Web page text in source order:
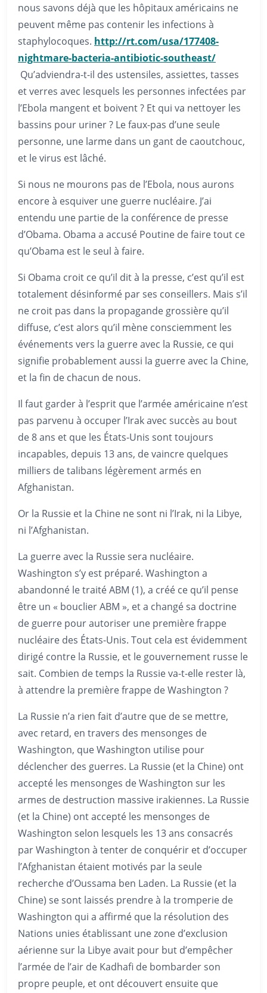
nous savons déjà que les hôpitaux américains ne
peuvent même pas contenir les infections à
staphylocoques. http://rt.com/usa/177408-
nightmare-bacteria-antibiotic-southeast/
Qu’adviendra-t-il des ustensiles, assiettes, tasses
et verres avec lesquels les personnes infectées par
l’Ebola mangent et boivent ? Et qui va nettoyer les
bassins pour uriner ? Le faux-pas d’une seule
personne, une larme dans un gant de caoutchouc,
et le virus est lâché.
Si nous ne mourons pas de l’Ebola, nous aurons
encore à esquiver une guerre nucléaire. J’ai
entendu une partie de la conférence de presse
d’Obama. Obama a accusé Poutine de faire tout ce
qu’Obama est le seul à faire.
Si Obama croit ce qu’il dit à la presse, c’est qu’il est
totalement désinformé par ses conseillers. Mais s’il
ne croit pas dans la propagande grossière qu’il
diffuse, c’est alors qu’il mène consciemment les
événements vers la guerre avec la Russie, ce qui
signifie probablement aussi la guerre avec la Chine,
et la fin de chacun de nous.
Il faut garder à l’esprit que l’armée américaine n’est
pas parvenu à occuper l’Irak avec succès au bout
de 8 ans et que les États-Unis sont toujours
incapables, depuis 13 ans, de vaincre quelques
milliers de talibans légèrement armés en
Afghanistan.
Or la Russie et la Chine ne sont ni l’Irak, ni la Libye,
ni l’Afghanistan.
La guerre avec la Russie sera nucléaire.
Washington s’y est préparé. Washington a
abandonné le traité ABM (1), a créé ce qu’il pense
être un « bouclier ABM », et a changé sa doctrine
de guerre pour autoriser une première frappe
nucléaire des États-Unis. Tout cela est évidemment
dirigé contre la Russie, et le gouvernement russe le
sait. Combien de temps la Russie va-t-elle rester là,
à attendre la première frappe de Washington ?
La Russie n’a rien fait d’autre que de se mettre,
avec retard, en travers des mensonges de
Washington, que Washington utilise pour
déclencher des guerres. La Russie (et la Chine) ont
accepté les mensonges de Washington sur les
armes de destruction massive irakiennes. La Russie
(et la Chine) ont accepté les mensonges de
Washington selon lesquels les 13 ans consacrés
par Washington à tenter de conquérir et d’occuper
l’Afghanistan étaient motivés par la seule
recherche d’Oussama ben Laden. La Russie (et la
Chine) se sont laissés prendre à la tromperie de
Washington qui a affirmé que la résolution des
Nations unies établissant une zone d’exclusion
aérienne sur la Libye avait pour but d’empêcher
l’armée de l’air de Kadhafi de bombarder son
propre peuple, et ont découvert ensuite que